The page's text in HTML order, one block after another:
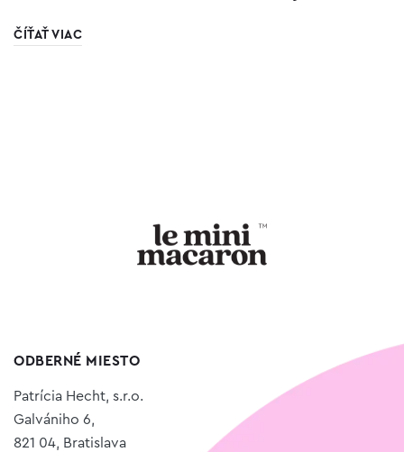
ČÍŤAŤ VIAC
ODBERNÉ MIESTO
Patrícia Hecht, s.r.o.
Galvániho 6,
821 04, Bratislava